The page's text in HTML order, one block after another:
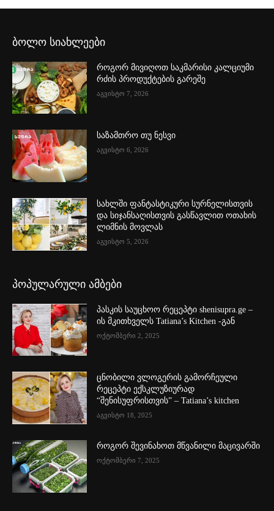
ბოლო სიახლეები
როგორ მივიღოთ საკმარისი კალციუმი
რძის პროდუქტების გარეშე
აგვისტო 7, 2026
საზამთრო თუ ნესვი
აგვისტო 6, 2026
სახლში ფანტასტიკური სურნელისთვის
და სიჯანსაღისთვის გასწავლით ოთახის
ლიმნის მოვლას
აგვისტო 5, 2026
პოპულარული ამბები
პასკის საუცხოო რეცეპტი shenisupra.ge –
ის მკითხველს Tatiana’s Kitchen -გან
ოქტომბერი 2, 2025
ცნობილი ვლოგერის გამორჩეული
რეცეპტი ექსკლუზიურად
“შენისუფრისთვის” – Tatiana’s kitchen
აგვისტო 18, 2025
როგორ შევინახოთ მწვანილი მაცივარში
ოქტომბერი 7, 2025